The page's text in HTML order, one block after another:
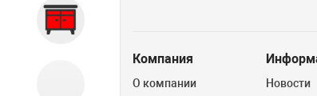
Кузовной цех
Компания
О компании
Новости